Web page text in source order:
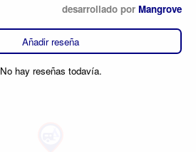
desarrollado por Mangrove
Añadir reseña
No hay reseñas todavía.